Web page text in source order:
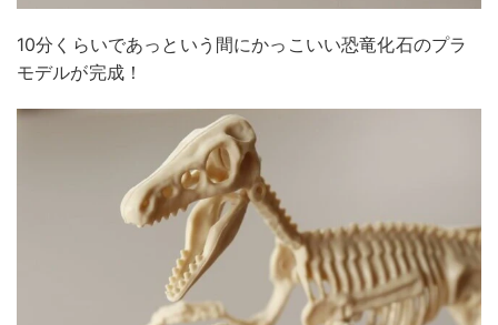
10分くらいであっという間にかっこいい恐竜化石のプラ
モデルが完成！